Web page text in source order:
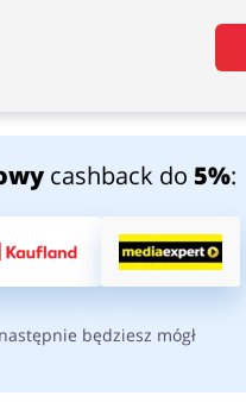
cashback do 5%:
będziesz mógł